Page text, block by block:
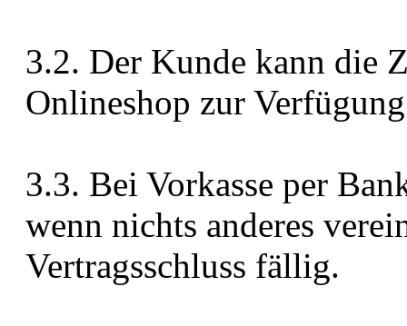
3.2. Der Kunde kann die
Onlineshop zur
3.3. Bei Vorkasse per
wenn nichts anderes
Vertragsschluss fällig.